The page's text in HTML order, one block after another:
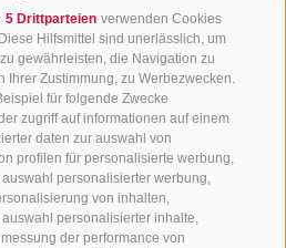
5 Drittparteien verwenden Cookies
Hilfsmittel sind unerlässlich, um
gewährleisten, die Navigation zu
Ihrer Zustimmung, zu Werbezwecken.
für folgende Zwecke
zugriff auf informationen auf einem
daten zur auswahl von
profilen für personalisierte werbung,
personalisierter werbung,
von inhalten,
personalisierter inhalte,
der performance von